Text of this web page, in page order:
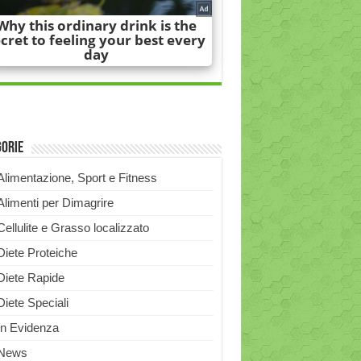
Sport e Fitness
per Dimagrire
e Grasso localizzato
Proteiche
Rapide
Speciali
Evidenza